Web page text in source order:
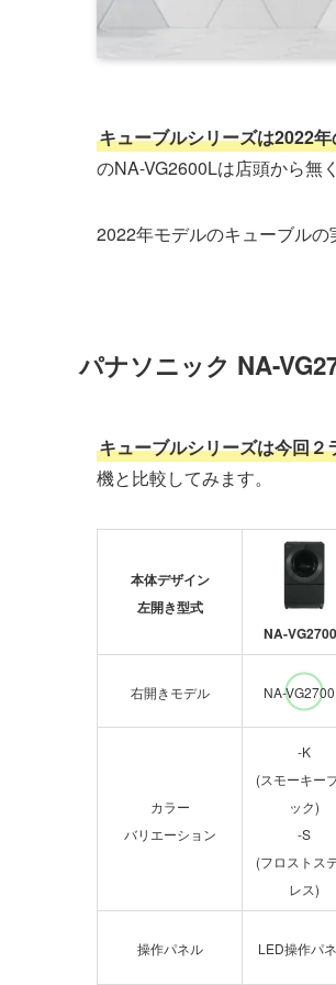
キューブルシリーズは2022
のNA-VG2600Lは店頭から無
2022年モデルのキューブルの
パナソニック NA-
キューブルシリーズは今回
機と比較してみます。
本体デザイン
左開き型式
NA-
右開きモデル NA-
カラー
バリエーション
-K
(スモーキー
ック)
-S
(フロストス
レス)
操作パネル LED操作パ